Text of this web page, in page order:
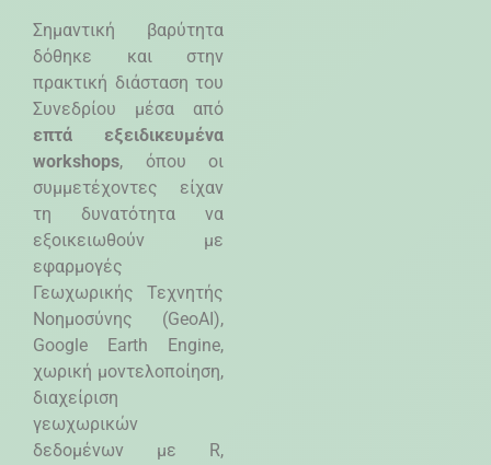
Σημαντική βαρύτητα
δόθηκε και στην
πρακτική διάσταση του
Συνεδρίου μέσα από
επτά εξειδικευμένα
workshops, όπου οι
συμμετέχοντες είχαν
τη δυνατότητα να
εξοικειωθούν με
εφαρμογές
Γεωχωρικής Τεχνητής
Νοημοσύνης (GeoAI ),
Google Earth Engine,
χωρική μοντελοποίηση,
διαχείριση
γεωχωρικών
δεδομένων με
R,